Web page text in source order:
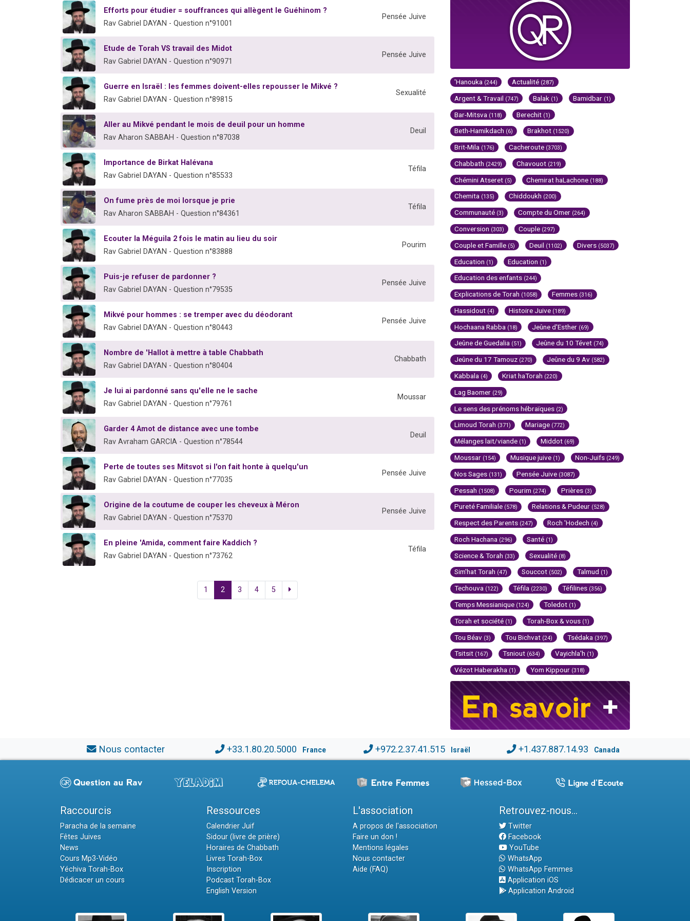
Efforts pour étudier = souffrances qui allègent le Guéhinom ?
Rav Gabriel DAYAN - Question n°91001
Pensée Juive
Etude de Torah VS travail des Midot
Rav Gabriel DAYAN - Question n°90971
Pensée Juive
Guerre en Israël : les femmes doivent-elles repousser le Mikvé ?
Rav Gabriel DAYAN - Question n°89815
Sexualité
Aller au Mikvé pendant le mois de deuil pour un homme
Rav Aharon SABBAH - Question n°87038
Deuil
Importance de Birkat Halévana
Rav Gabriel DAYAN - Question n°85533
Téfila
On fume près de moi lorsque je prie
Rav Aharon SABBAH - Question n°84361
Téfila
Ecouter la Méguila 2 fois le matin au lieu du soir
Rav Gabriel DAYAN - Question n°83888
Pourim
Puis-je refuser de pardonner ?
Rav Gabriel DAYAN - Question n°79535
Pensée Juive
Mikvé pour hommes : se tremper avec du déodorant
Rav Gabriel DAYAN - Question n°80443
Pensée Juive
Nombre de 'Hallot à mettre à table Chabbath
Rav Gabriel DAYAN - Question n°80404
Chabbath
Je lui ai pardonné sans qu'elle ne le sache
Rav Gabriel DAYAN - Question n°79761
Moussar
Garder 4 Amot de distance avec une tombe
Rav Avraham GARCIA - Question n°78544
Deuil
Perte de toutes ses Mitsvot si l'on fait honte à quelqu'un
Rav Gabriel DAYAN - Question n°77035
Pensée Juive
Origine de la coutume de couper les cheveux à Méron
Rav Gabriel DAYAN - Question n°75370
Pensée Juive
En pleine 'Amida, comment faire Kaddich ?
Rav Gabriel DAYAN - Question n°73762
Téfila
1 2 3 4 5
'Hanouka (244) Actualité (287)
Argent & Travail (747) Balak (1) Bamidbar (1)
Bar-Mitsva (118) Berechit (1)
Beth-Hamikdach (6) Brakhot (1520)
Brit-Mila (176) Cacheroute (3703)
Chabbath (2429) Chavouot (219)
Chémini Atseret (5) Chemirat haLachone (188)
Chemita (135) Chiddoukh (200)
Communauté (3) Compte du Omer (264)
Conversion (303) Couple (297)
Couple et Famille (5) Deuil (1102) Divers (5037)
Education (1) Education (1)
Education des enfants (244)
Explications de Torah (1058) Femmes (316)
Hassidout (4) Histoire Juive (189)
Hochaana Rabba (18) Jeûne d'Esther (69)
Jeûne de Guedalia (51) Jeûne du 10 Tévet (74)
Jeûne du 17 Tamouz (270) Jeûne du 9 Av (582)
Kabbala (4) Kriat haTorah (220)
Lag Baomer (29)
Le sens des prénoms hébraïques (2)
Limoud Torah (371) Mariage (772)
Mélanges lait/viande (1) Middot (69)
Moussar (154) Musique juive (1) Non-Juifs (249)
Nos Sages (131) Pensée Juive (3087)
Pessah (1508) Pourim (274) Prières (3)
Pureté Familiale (578) Relations & Pudeur (528)
Respect des Parents (247) Roch 'Hodech (4)
Roch Hachana (296) Santé (1)
Science & Torah (33) Sexualité (8)
Sim'hat Torah (47) Souccot (502) Talmud (1)
Techouva (122) Téfila (2230) Téfilines (356)
Temps Messianique (124) Toledot (1)
Torah et société (1) Torah-Box & vous (1)
Tou Béav (3) Tou Bichvat (24) Tsédaka (397)
Tsitsit (167) Tsniout (634) Vayichla'h (1)
Vézot Haberakha (1) Yom Kippour (318)
Nous contacter +33.1.80.20.5000 France +972.2.37.41.515 Israël +1.437.887.14.93 Canada
Raccourcis
Paracha de la semaine
Fêtes Juives
News
Cours Mp3-Vidéo
Yéchiva Torah-Box
Dédicacer un cours
Ressources
Calendrier Juif
Sidour (livre de prière)
Horaires de Chabbath
Livres Torah-Box
Inscription
Podcast Torah-Box
English Version
L'association
A propos de l'association
Faire un don !
Mentions légales
Nous contacter
Aide (FAQ)
Retrouvez-nous...
Twitter
Facebook
YouTube
WhatsApp
WhatsApp Femmes
Application iOS
Application Android